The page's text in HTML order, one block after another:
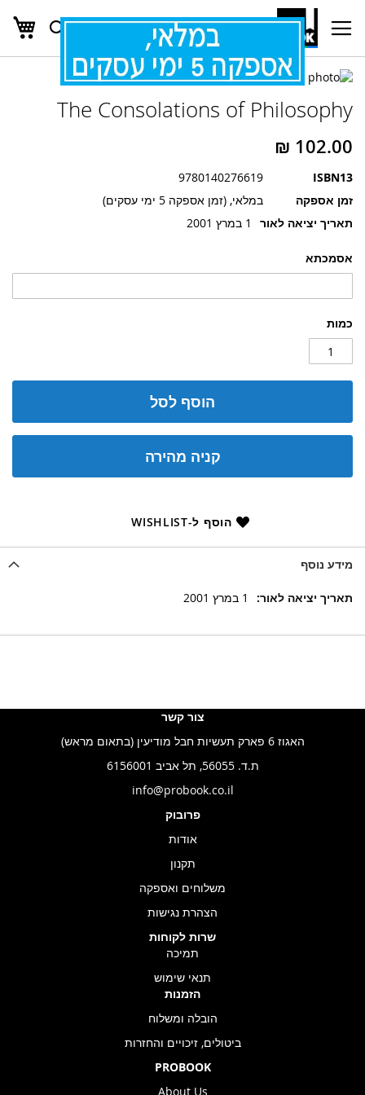
Skip
Content
חפש
אסמכתא
כמות
הוסף לסל
קניה מהירה
הוסף ל-WISHLIST
The Consolations of Philosophy
ISBN13
9780140276619
זמן אספקה
במלאי, (זמן אספקה 5 ימי עסקים)
תאריך יציאה לאור
1 במרץ 2001
לדלג
של
גלריית
תמונות
להתחלה
של
גלריית
תמונות
מידע נוסף
מידע
1 במרץ 2001
צור קשר
האגוז 6 פארק תעשיות חבל מודיעין (בתאום מראש)
ת.ד. 56055, תל אביב 6156001
info@probook.co.il
פרובוק
אודות
תקנון
משלוחים ואספקה
הצהרת נגישות
שרות לקוחות
תמיכה
תנאי שימוש
הזמנות
הובלה ומשלוח
ביטולים, זיכויים והחזרות
PROBOOK
About Us